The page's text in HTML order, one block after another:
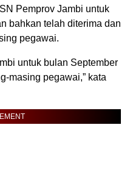
Pemprov Jambi untuk
bahkan telah diterima dan
pegawai.
untuk bulan September
masing pegawai,” kata